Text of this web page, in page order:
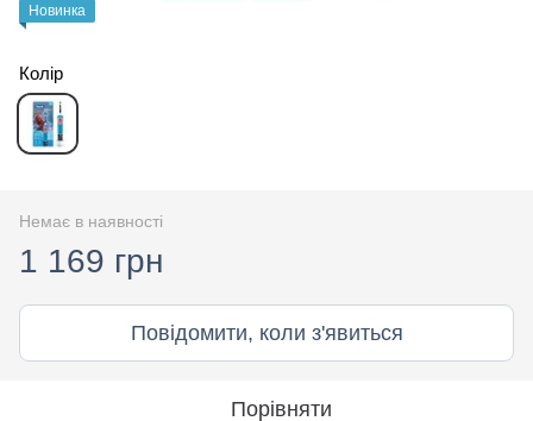
Новинка
Колір
Немає в наявності
1 169 грн
Повідомити, коли з'явиться
Порівняти